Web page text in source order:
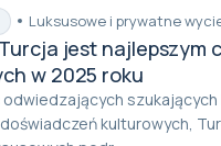
Luksusowe i prywatne
jest najlepszym
w 2025 roku
szukających
kulturowych,